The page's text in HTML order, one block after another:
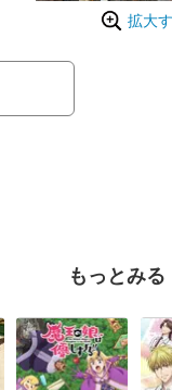
拡大
もっとみる